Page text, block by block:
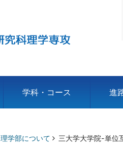
学科・コース 進
理学部について 三大学大学院-単位